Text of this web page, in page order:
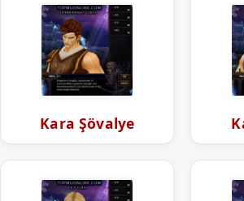
Kara Şövalye